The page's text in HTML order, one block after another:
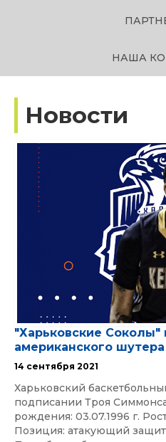
НАША
Новости
"Харьковские Соколы"
американского шутера
14 сентября 2021
Харьковский
подписании Троя
рождения: 03.07.1996 г.
Позиция: атакующий